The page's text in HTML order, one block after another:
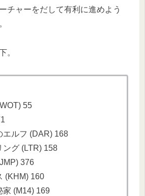
チャーをだして有利に進めよう
。
55
エルフ (DAR) 168
ング (LTR) 158
376
(KHM) 160
家 (M14) 169